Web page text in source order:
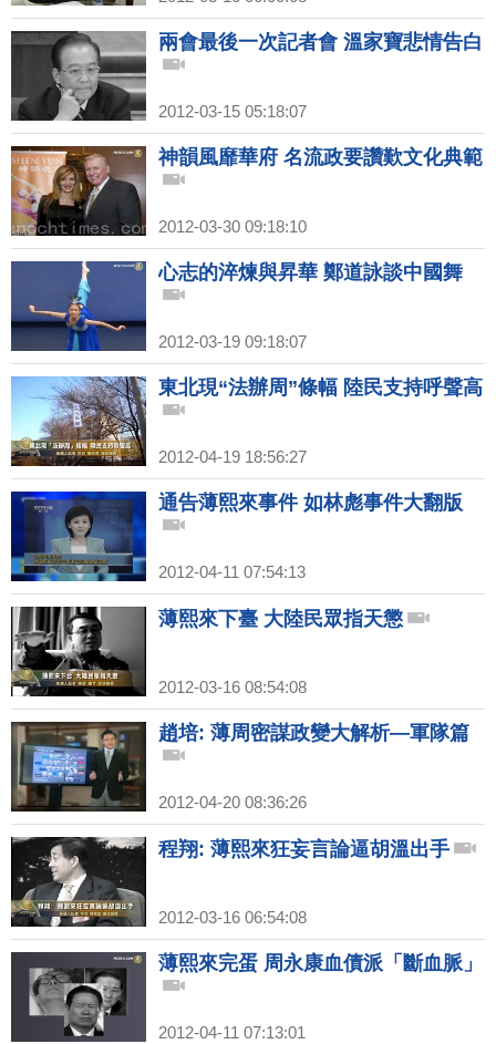
兩會最後一次記者會 溫家寶悲情告白
2012-03-15 05:18:07
神韻風靡華府 名流政要讚歎文化典範
2012-03-30 09:18:10
心志的淬煉與昇華 鄭道詠談中國舞
2012-03-19 09:18:07
東北現“法辦周”條幅 陸民支持呼聲高
2012-04-19 18:56:27
通告薄熙來事件 如林彪事件大翻版
2012-04-11 07:54:13
薄熙來下臺 大陸民眾指天懲
2012-03-16 08:54:08
趙培: 薄周密謀政變大解析—軍隊篇
2012-04-20 08:36:26
程翔: 薄熙來狂妄言論逼胡溫出手
2012-03-16 06:54:08
薄熙來完蛋 周永康血債派「斷血脈」
2012-04-11 07:13:01